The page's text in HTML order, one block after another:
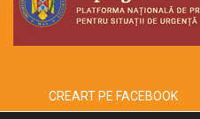
CREART PE FACEBOOK